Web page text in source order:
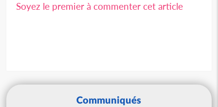
Soyez le premier à commenter cet article
Communiqués